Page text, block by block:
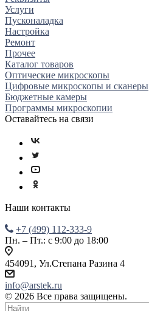
Услуги
Пусконаладка
Настройка
Ремонт
Прочее
Каталог товаров
Оптические микроскопы
Цифровые микроскопы и сканеры
Бюджетные камеры
Программы микроскопии
Оставайтесь на связи
Наши контакты
+7 (499) 112-333-9
Пн. – Пт.: с 9:00 до 18:00
454091, Ул.Степана Разина 4
info@arstek.ru
© 2026 Все права защищены.